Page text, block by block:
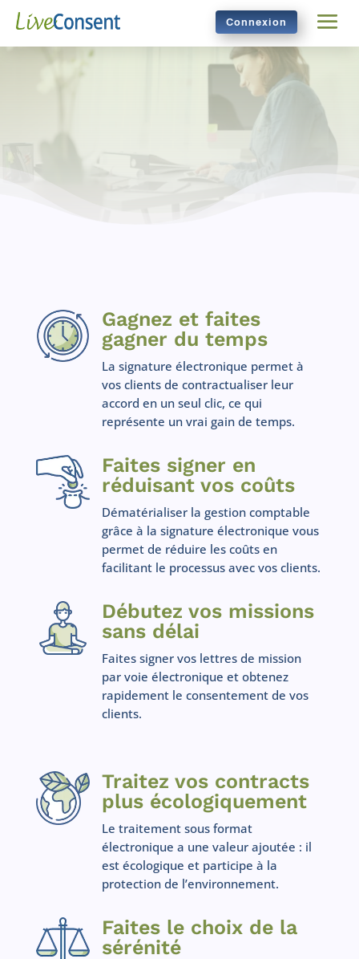
Connexion
Gagnez et faites
gagner du temps
La signature électronique permet à
vos clients de contractualiser leur
accord en un seul clic, ce qui
représente un vrai gain de temps.
Faites signer en
réduisant vos coûts
Dématérialiser la gestion comptable
grâce à la signature électronique vous
permet de réduire les coûts en
facilitant le processus avec vos clients.
Débutez vos missions
sans délai
Faites signer vos lettres de mission
par voie électronique et obtenez
rapidement le consentement de vos
clients.
Traitez vos contracts
plus écologiquement
Le traitement sous format
électronique a une valeur ajoutée : il
est écologique et participe à la
protection de l’environnement.
Faites le choix de la
sérénité